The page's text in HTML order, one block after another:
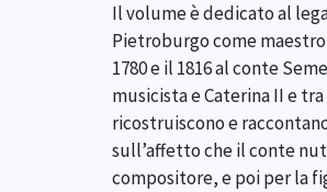
Il volume è dedicato al
Pietroburgo come
1780 e il 1816 al conte
musicista e Caterina II e
ricostruiscono e
sull’affetto che il conte
compositore, e poi per la